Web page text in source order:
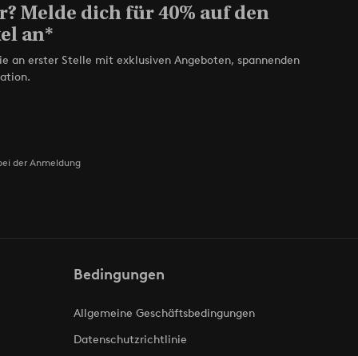
Melde dich für 40% auf den
an*
an erster Stelle mit exklusiven Angeboten, spannenden
der Anmeldung
Bedingungen
Allgemeine Geschäftsbedingungen
Datenschutzrichtlinie